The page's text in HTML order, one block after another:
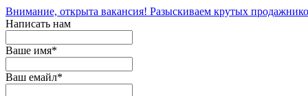
Внимание, открыта вакансия! Разыскиваем крутых
Написать нам
Ваше имя*
Ваш емайл*